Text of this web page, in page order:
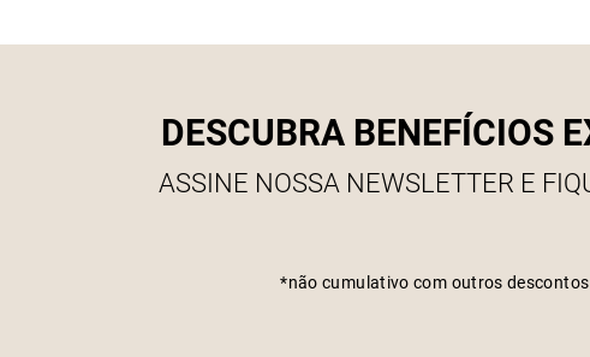
DESCUBRA BENEFÍCIOS
ASSINE NOSSA NEWSLETTER E
*não cumulativo com outros descontos